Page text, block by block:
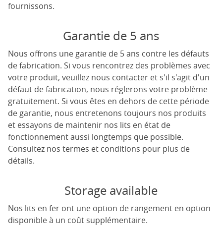
fournissons.
Garantie de 5 ans
Nous offrons une garantie de 5 ans contre les défauts
de fabrication. Si vous rencontrez des problèmes avec
votre produit, veuillez nous contacter et s'il s'agit d'un
défaut de fabrication, nous réglerons votre problème
gratuitement. Si vous êtes en dehors de cette période
de garantie, nous entretenons toujours nos produits
et essayons de maintenir nos lits en état de
fonctionnement aussi longtemps que possible.
Consultez nos termes et conditions pour plus de
détails.
Storage available
Nos lits en fer ont une option de rangement en option
disponible à un coût supplémentaire.